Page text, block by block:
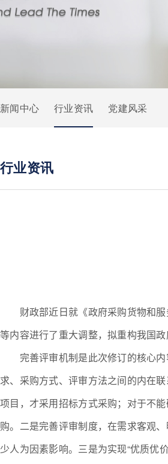
新闻中心 行业资讯 党建风采
行业资讯
财政部近日就《政府采购货物和
等内容进行了重大调整，拟重构我国
完善评审机制是此次修订的核心内
求、采购方式、评审方法之间的内在
项目，才采用招标方式采购；对于不
购。二是完善评审制度，在需求客观
少人为因素影响。三是为实现“优质优